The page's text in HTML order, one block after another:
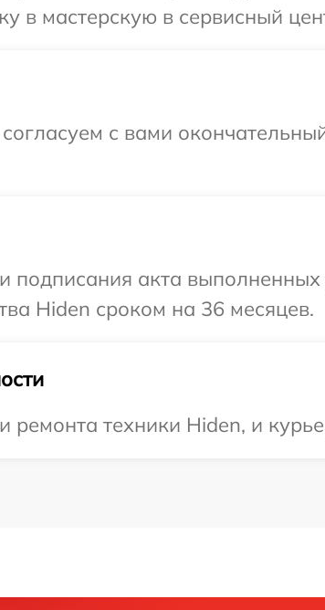
в мастерскую в сервисный
с вами
подписания акта
Hiden сроком на 36 месяцев.
техники Hiden, и